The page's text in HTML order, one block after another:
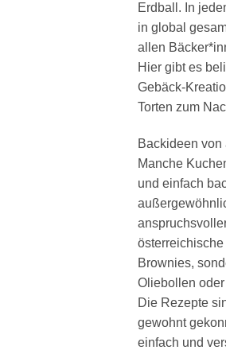
Erdball. In
in global
allen
Hier gibt es
Gebäck-
Torten zum
Backideen
Manche
und einfach
Brownies,
Oliebollen
Die Rezepte
gewohnt
einfach und